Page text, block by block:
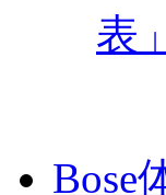
表
Bose